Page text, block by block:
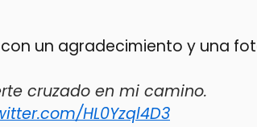
un agradecimiento y una
cruzado en mi camino.
HL0Yzql4D3